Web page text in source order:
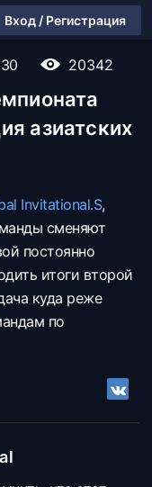
Вход / Регистрация
20342
азиатских
Invitational.S,
сменяют
постоянно
итоги второй
куда реже
по